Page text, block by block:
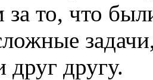
то, что
друг другу.